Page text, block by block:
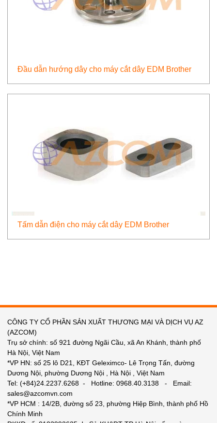
Đầu dẫn hướng dây cho máy cắt dây EDM Brother
Tấm dẫn điện cho máy cắt dây EDM Brother
CÔNG TY CỔ PHẦN SẢN XUẤT THƯƠNG MẠI VÀ DỊCH VỤ AZ
(AZCOM)
Trụ sở chính: số 921 đường Ngãi Cầu, xã An Khánh, thành phố
Hà Nội, Việt Nam
*VP HN: số 25 lô D21, KĐT Geleximco- Lê Trọng Tấn, đường
Dương Nội, phường Dương Nội , Hà Nội , Việt Nam
Tel: (+84)24.2237.6268 - Hotline: 0968.40.3138 - Email:
sales@azcomvn.com
*VP HCM : 14/2B, đường số 23, phường Hiệp Bình, thành phố Hồ
Chính Minh